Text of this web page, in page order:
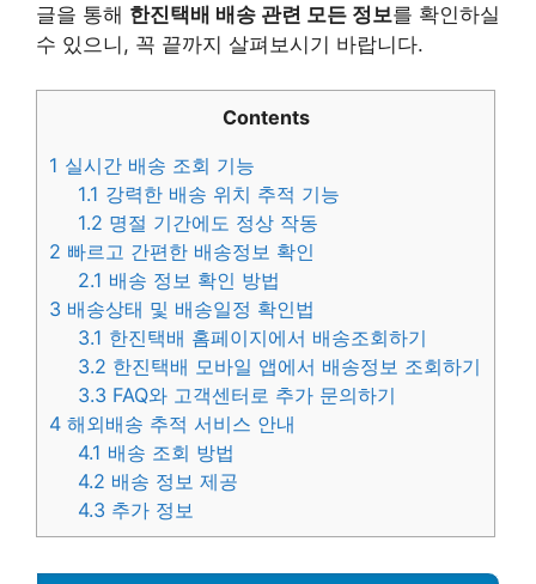
글을 통해 한진택배 배송 관련 모든 정보를 확인하실
수 있으니, 꼭 끝까지 살펴보시기 바랍니다.
Contents
1 실시간 배송 조회 기능
1.1 강력한 배송 위치 추적 기능
1.2 명절 기간에도 정상 작동
2 빠르고 간편한 배송정보 확인
2.1 배송 정보 확인 방법
3 배송상태 및 배송일정 확인법
3.1 한진택배 홈페이지에서 배송조회하기
3.2 한진택배 모바일 앱에서 배송정보 조회하기
3.3 FAQ와 고객센터로 추가 문의하기
4 해외배송 추적 서비스 안내
4.1 배송 조회 방법
4.2 배송 정보 제공
4.3 추가 정보